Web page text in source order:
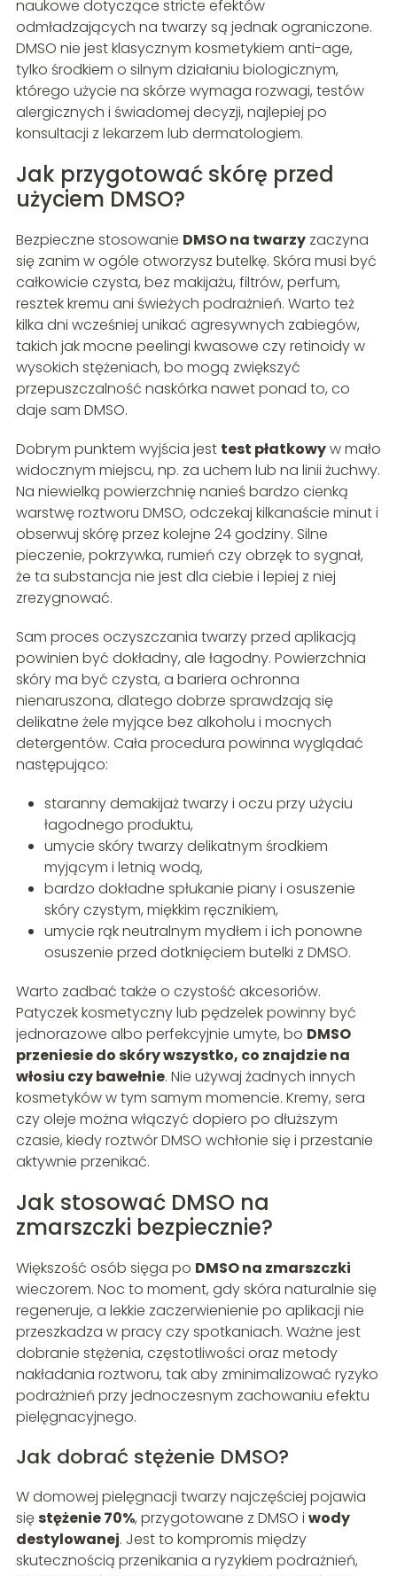
naukowe dotyczące stricte efektów
odmładzających na twarzy są jednak ograniczone.
DMSO nie jest klasycznym kosmetykiem anti-age,
tylko środkiem o silnym działaniu biologicznym,
którego użycie na skórze wymaga rozwagi, testów
alergicznych i świadomej decyzji, najlepiej po
konsultacji z lekarzem lub dermatologiem.
Jak przygotować skórę przed
użyciem DMSO?
Bezpieczne stosowanie DMSO na twarzyzaczyna
się zanim w ogóle otworzysz butelkę. Skóra musi być
całkowicie czysta, bez makijażu, filtrów, perfum,
resztek kremu ani świeżych podrażnień. Warto też
kilka dni wcześniej unikać agresywnych zabiegów,
takich jak mocne peelingi kwasowe czy retinoidy w
wysokich stężeniach, bo mogą zwiększyć
przepuszczalność naskórka nawet ponad to, co
daje sam DMSO.
Dobrym punktem wyjścia jest test płatkowyw mało
widocznym miejscu, np. za uchem lub na linii żuchwy.
Na niewielką powierzchnię nanieś bardzo cienką
warstwę roztworu DMSO, odczekaj kilkanaście minut i
obserwuj skórę przez kolejne 24 godziny. Silne
pieczenie, pokrzywka, rumień czy obrzęk to sygnał,
że ta substancja nie jest dla ciebie i lepiej z niej
zrezygnować.
Sam proces oczyszczania twarzy przed aplikacją
powinien być dokładny, ale łagodny. Powierzchnia
skóry ma być czysta, a bariera ochronna
nienaruszona, dlatego dobrze sprawdzają się
delikatne żele myjące bez alkoholu i mocnych
detergentów. Cała procedura powinna wyglądać
następująco:
staranny demakijaż twarzy i oczu przy użyciu
łagodnego produktu,
umycie skóry twarzy delikatnym środkiem
myjącym i letnią wodą,
bardzo dokładne spłukanie piany i osuszenie
skóry czystym, miękkim ręcznikiem,
umycie rąk neutralnym mydłem i ich ponowne
osuszenie przed dotknięciem butelki z DMSO.
Warto zadbać także o czystość akcesoriów.
Patyczek kosmetyczny lub pędzelek powinny być
jednorazowe albo perfekcyjnie umyte, bo DMSO
przeniesie do skóry wszystko, co znajdzie na
włosiu czy bawełnie. Nie używaj żadnych innych
kosmetyków w tym samym momencie. Kremy, sera
czy oleje można włączyć dopiero po dłuższym
czasie, kiedy roztwór DMSO wchłonie się i przestanie
aktywnie przenikać.
Jak stosować DMSO na
zmarszczki bezpiecznie?
Większość osób sięga po DMSO na zmarszczki
wieczorem. Noc to moment, gdy skóra naturalnie się
regeneruje, a lekkie zaczerwienienie po aplikacji nie
przeszkadza w pracy czy spotkaniach. Ważne jest
dobranie stężenia, częstotliwości oraz metody
nakładania roztworu, tak aby zminimalizować ryzyko
podrażnień przy jednoczesnym zachowaniu efektu
pielęgnacyjnego.
Jak dobrać stężenie DMSO?
W domowej pielęgnacji twarzy najczęściej pojawia
sięstężenie 70%, przygotowane z DMSO i wody
destylowanej. Jest to kompromis między
skutecznością przenikania a ryzykiem podrażnień,